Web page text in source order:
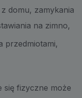
domu, zamykania
na zimno,
przedmiotami,
się fizyczne może